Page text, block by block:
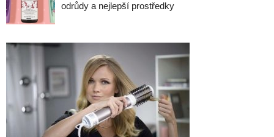
odrůdy a nejlepší prostředky